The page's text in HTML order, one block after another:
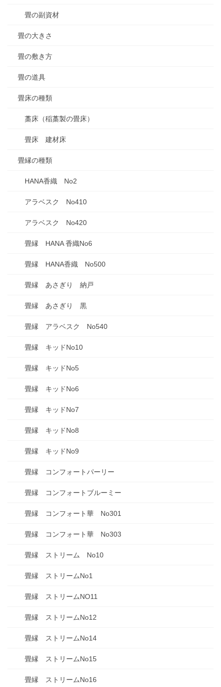
畳の副資材
畳の大きさ
畳の敷き方
畳の道具
畳床の種類
藁床（稲藁製の畳床）
畳床 建材床
畳縁の種類
HANA香織 No2
アラベスク No410
アラベスク No420
畳縁 HANA 香織No6
畳縁 HANA香織 No500
畳縁 あさぎり 納戸
畳縁 あさぎり 黒
畳縁 アラベスク No540
畳縁 キッドNo10
畳縁 キッドNo5
畳縁 キッドNo6
畳縁 キッドNo7
畳縁 キッドNo8
畳縁 キッドNo9
畳縁 コンフォートパーリー
畳縁 コンフォートブルーミー
畳縁 コンフォート華 No301
畳縁 コンフォート華 No303
畳縁 ストリーム No10
畳縁 ストリームNo1
畳縁 ストリームNO11
畳縁 ストリームNo12
畳縁 ストリームNo14
畳縁 ストリームNo15
畳縁 ストリームNo16